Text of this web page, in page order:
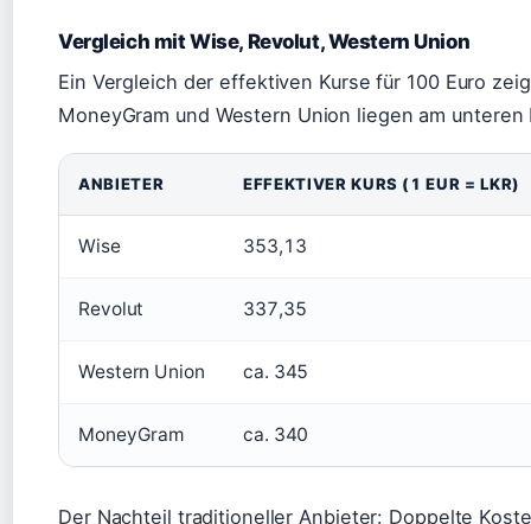
Vergleich mit Wise, Revolut, Western Union
Ein Vergleich der effektiven Kurse für 100 Euro
MoneyGram und Western Union liegen am unteren
ANBIETER EFFEKTIVER KURS (1 EUR = LKR)
Wise 353,13
Revolut 337,35
Western Union ca. 345
MoneyGram ca. 340
Der Nachteil traditioneller Anbieter: Doppelte